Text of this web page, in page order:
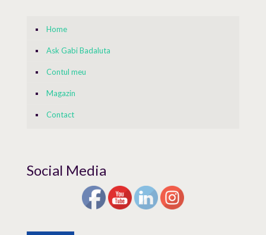
Home
Ask Gabi Badaluta
Contul meu
Magazin
Contact
Social Media